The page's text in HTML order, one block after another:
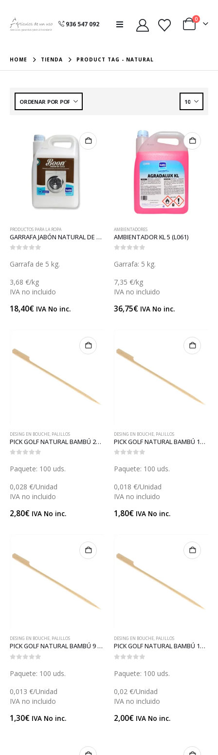
936 547 092
0
HOME TIENDA PRODUCT TAG - NATURAL
PRODUCTOS PARA LA ROPA
GARRAFA JABÓN NATURAL DE COCO 5 (L081C)
Garrafa de 5 kg.
3,68 €/kg
IVA no incluido
18,40€ IVA No inc.
AMBIENTADORES
AMBIENTADOR KL 5 (L061)
Garrafa: 5 kg.
7,35 €/kg
IVA no incluido
36,75€ IVA No inc.
DESING EN BOUCHE, PALILLOS
PICK GOLF NATURAL BAMBÚ 21 (GP18154)
Paquete: 100 uds.
0,028 €/Unidad
IVA no incluido
2,80€ IVA No inc.
DESING EN BOUCHE, PALILLOS
PICK GOLF NATURAL BAMBÚ 15 (GP14202)
Paquete: 100 uds.
0,018 €/Unidad
IVA no incluido
1,80€ IVA No inc.
DESING EN BOUCHE, PALILLOS
PICK GOLF NATURAL BAMBÚ 9 (GP14145)
Paquete: 100 uds.
0,013 €/Unidad
IVA no incluido
1,30€ IVA No inc.
DESING EN BOUCHE, PALILLOS
PICK GOLF NATURAL BAMBÚ 18 (GP18093)
Paquete: 100 uds.
0,02 €/Unidad
IVA no incluido
2,00€ IVA No inc.